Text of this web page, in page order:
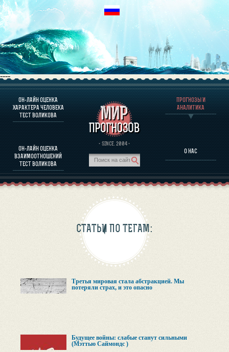
----
ОН-ЛАЙН ОЦЕНКА
ХАРАКТЕРА ЧЕЛОВЕКА
ТЕСТ ВОЛИКОВА
ОН-ЛАЙН ОЦЕНКА
ВЗАИМООТНОШЕНИЙ
ТЕСТ ВОЛИКОВА
· SINCE. 2004 ·
ПРОГНОЗЫ И
АНАЛИТИКА
О НАС
О ПРОГРАММЕ
ОЦЕНКА ХАРАКТЕРA ЧЕЛОВЕКА
ОЦЕНКА ХАРАКТЕРА ВЫДАЮЩИХСЯ ЛИЧНОСТЕЙ
О ПРОГРАММЕ
ПРОГНОЗЫ И АНАЛИТИКА
СТАТЬИ ПО ТЕГАМ:
Третья мировая стала абстракцией. Мы
потеряли страх, и это опасно
Будущее войны: слабые станут сильными
(Мэттью Саймондс )